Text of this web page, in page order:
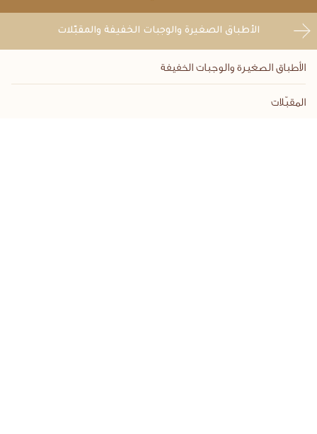
الأطباق الصغيرة والوجبات الخفيفة والمقبّلات
الأطباق الصغيرة والوجبات الخفيفة
المقبّلات